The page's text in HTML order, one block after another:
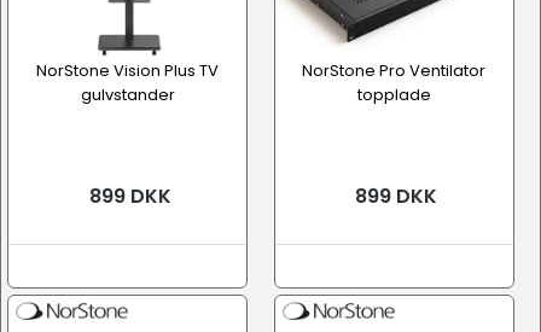
NorStone Vision Plus TV
gulvstander
899 DKK
NorStone Pro Ventilator
topplade
899 DKK